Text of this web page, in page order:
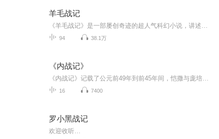
羊毛战记
94 38.1万
《内战记》
16 7400
罗小黑战记
欢迎收听…